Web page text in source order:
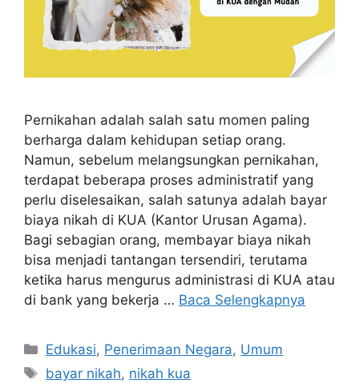
Pernikahan adalah salah satu momen paling
berharga dalam kehidupan setiap orang.
Namun, sebelum melangsungkan pernikahan,
terdapat beberapa proses administratif yang
perlu diselesaikan, salah satunya adalah bayar
biaya nikah di KUA (Kantor Urusan Agama).
Bagi sebagian orang, membayar biaya nikah
bisa menjadi tantangan tersendiri, terutama
ketika harus mengurus administrasi di KUA atau
di bank yang bekerja … Baca Selengkapnya
Edukasi, Penerimaan Negara, Umum
bayar nikah, nikah kua